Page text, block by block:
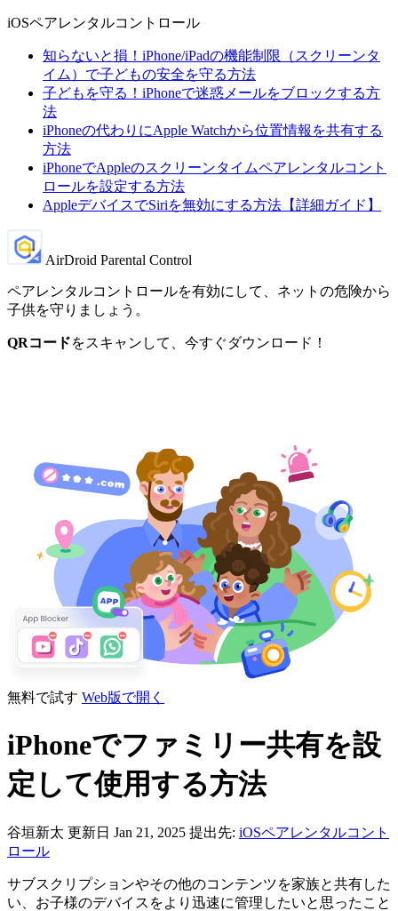
iOSペアレンタルコントロール
知らないと損！iPhone/iPadの機能制限（スクリーンタ
イム）で子どもの安全を守る方法
子どもを守る！iPhoneで迷惑メールをブロックする方
法
iPhoneの代わりにApple Watchから位置情報を共有する
方法
iPhoneでAppleのスクリーンタイムペアレンタルコント
ロールを設定する方法
AppleデバイスでSiriを無効にする方法【詳細ガイド】
AirDroid Parental Control
ペアレンタルコントロールを有効にして、ネットの危険から
子供を守りましょう。
QRコードをスキャンして、今すぐダウンロード！
無料で試す Web版で開く
iPhoneでファミリー共有を設
定して使用する方法
谷垣新太 更新日 Jan 21, 2025 提出先: iOSペアレンタルコント
ロール
サブスクリプションやその他のコンテンツを家族と共有した
い、お子様のデバイスをより迅速に管理したいと思ったこと